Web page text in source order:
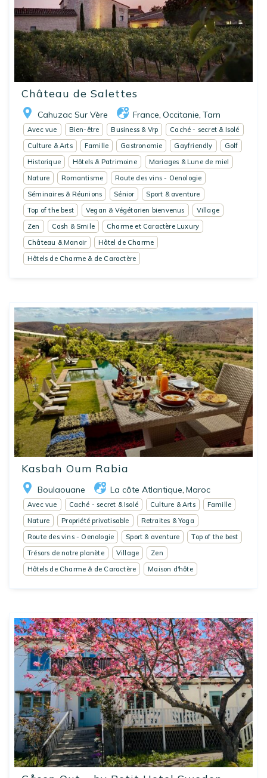
Château de Salettes
Cahuzac Sur Vère France Occitanie Tarn
Avec vue Bien-être Business & Vrp
Caché - secret & Isolé
Culture & Arts
Famille Gastronomie Gayfriendly
Golf
Historique
Hôtels & Patrimoine
Mariages & Lune de miel
Nature
Romantisme
Route des vins - Oenologie
Séminaires & Réunions
Sénior
Sport & aventure
Top of the best
Vegan & Végétarien bienvenus
Village
Zen
Cash & Smile
Charme et Caractère Luxury
Château & Manoir
Hôtel de Charme
Hôtels de Charme & de Caractère
Kasbah Oum Rabia
Boulaouane La côte Atlantique Maroc
Avec vue Caché - secret & Isolé Culture & Arts
Famille
Nature
Propriété privatisable
Retraites & Yoga
Route des vins - Oenologie
Sport & aventure
Top of the best
Trésors de notre planète
Village
Zen
Hôtels de Charme & de Caractère
Maison d'hôte